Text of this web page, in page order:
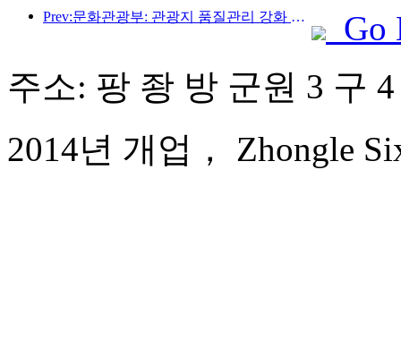
Prev:문화관광부: 관광지 품질관리 강화 및 명승지 서비스 수준 향상
Go
주소: 팡 좡 방 군원 3 구
2014년 개업， Zhongle